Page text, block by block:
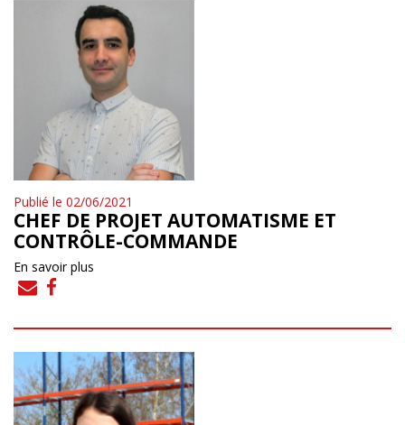
Publié le 02/06/2021
CHEF DE PROJET AUTOMATISME ET
CONTRÔLE-COMMANDE
En savoir plus